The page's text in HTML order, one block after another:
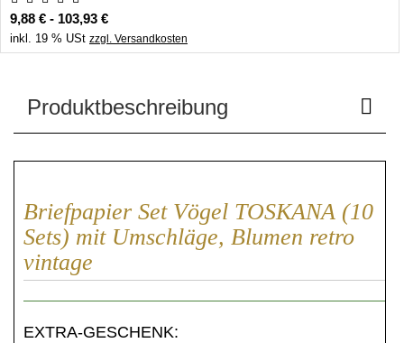
9,88 € - 103,93 €
inkl. 19 % USt zzgl. Versandkosten
Produktbeschreibung
Briefpapier Set Vögel TOSKANA (10
Sets) mit Umschläge, Blumen retro
vintage
EXTRA-GESCHENK: